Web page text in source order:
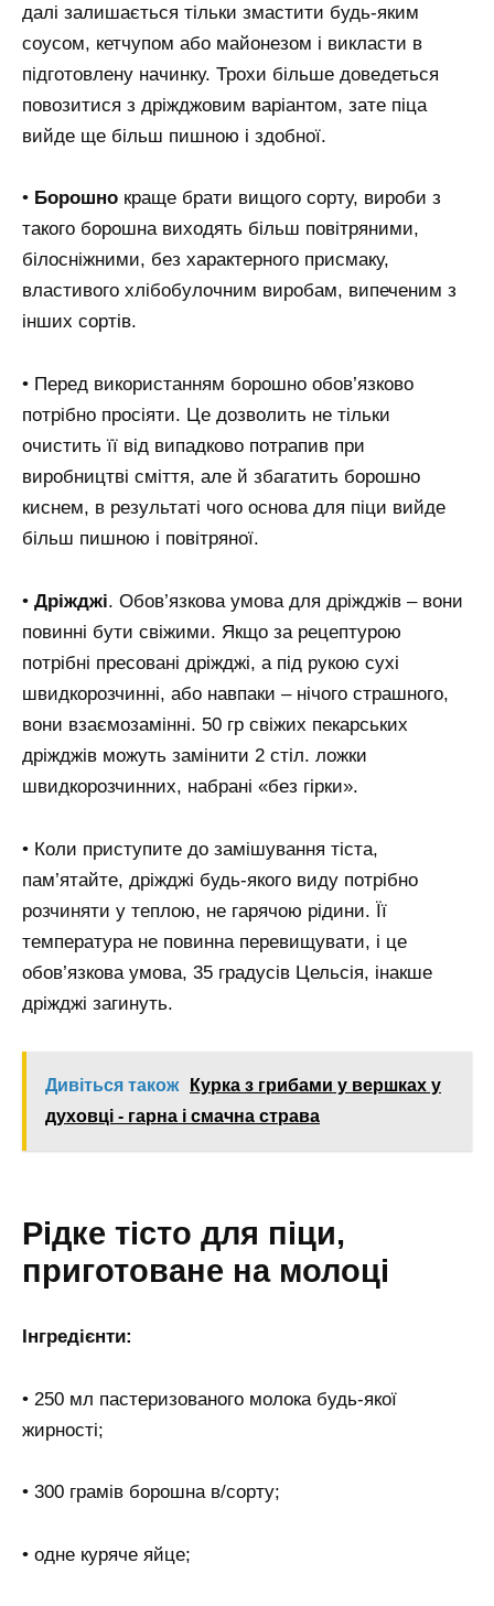
далі залишається тільки змастити будь-яким
соусом, кетчупом або майонезом і викласти в
підготовлену начинку. Трохи більше доведеться
повозитися з дріжджовим варіантом, зате піца
вийде ще більш пишною і здобної.
• Борошно краще брати вищого сорту, вироби з
такого борошна виходять більш повітряними,
білосніжними, без характерного присмаку,
властивого хлібобулочним виробам, випеченим з
інших сортів.
• Перед використанням борошно обов’язково
потрібно просіяти. Це дозволить не тільки
очистить її від випадково потрапив при
виробництві сміття, але й збагатить борошно
киснем, в результаті чого основа для піци вийде
більш пишною і повітряної.
• Дріжджі. Обов’язкова умова для дріжджів – вони
повинні бути свіжими. Якщо за рецептурою
потрібні пресовані дріжджі, а під рукою сухі
швидкорозчинні, або навпаки – нічого страшного,
вони взаємозамінні. 50 гр свіжих пекарських
дріжджів можуть замінити 2 стіл. ложки
швидкорозчинних, набрані «без гірки».
• Коли приступите до замішування тіста,
пам’ятайте, дріжджі будь-якого виду потрібно
розчиняти у теплою, не гарячою рідини. Її
температура не повинна перевищувати, і це
обов’язкова умова, 35 градусів Цельсія, інакше
дріжджі загинуть.
Дивіться також
Курка з грибами у вершках у
духовці - гарна і смачна страва
Рідке тісто для піци,
приготоване на молоці
Інгредієнти:
• 250 мл пастеризованого молока будь-якої
жирності;
• 300 грамів борошна в/сорту;
• одне куряче яйце;